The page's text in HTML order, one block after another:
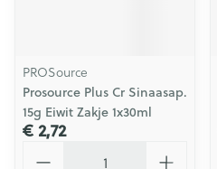
PROSource
Prosource Plus Cr Sinaasap.
15g Eiwit Zakje 1x30ml
€ 2,72